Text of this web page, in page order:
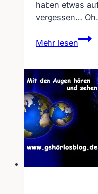
haben etwas
vergessen…
Mehr lesen
Mit